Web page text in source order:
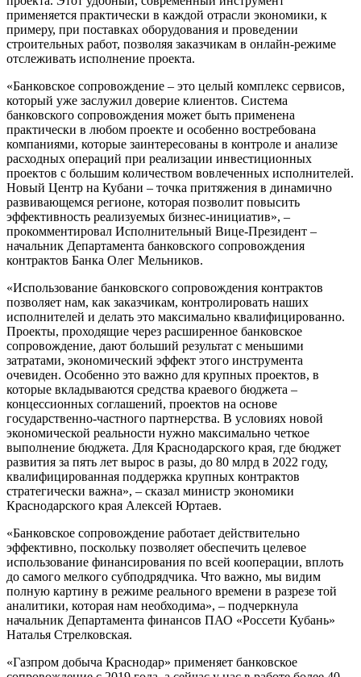
применяется практически в каждой отрасли экономики, к
примеру, при поставках оборудования и проведении
строительных работ, позволяя заказчикам в онлайн-режиме
отслеживать исполнение проекта.
«Банковское сопровождение – это целый комплекс сервисов,
который уже заслужил доверие клиентов. Система
банковского сопровождения может быть применена
практически в любом проекте и особенно востребована
компаниями, которые заинтересованы в контроле и анализе
расходных операций при реализации инвестиционных
проектов с большим количеством вовлеченных исполнителей.
Новый Центр на Кубани – точка притяжения в динамично
развивающемся регионе, которая позволит повысить
эффективность реализуемых бизнес-инициатив», –
прокомментировал Исполнительный Вице-Президент –
начальник Департамента банковского сопровождения
контрактов Банка Олег Мельников.
«Использование банковского сопровождения контрактов
позволяет нам, как заказчикам, контролировать наших
исполнителей и делать это максимально квалифицированно.
Проекты, проходящие через расширенное банковское
сопровождение, дают больший результат с меньшими
затратами, экономический эффект этого инструмента
очевиден. Особенно это важно для крупных проектов, в
которые вкладываются средства краевого бюджета –
концессионных соглашений, проектов на основе
государственно-частного партнерства. В условиях новой
экономической реальности нужно максимально четкое
выполнение бюджета. Для Краснодарского края, где бюджет
развития за пять лет вырос в разы, до 80 млрд в 2022 году,
квалифицированная поддержка крупных контрактов
стратегически важна», – сказал министр экономики
Краснодарского края Алексей Юртаев.
«Банковское сопровождение работает действительно
эффективно, поскольку позволяет обеспечить целевое
использование финансирования по всей кооперации, вплоть
до самого мелкого субподрядчика. Что важно, мы видим
полную картину в режиме реального времени в разрезе той
аналитики, которая нам необходима», – подчеркнула
начальник Департамента финансов ПАО «Россети Кубань»
Наталья Стрелковская.
«Газпром добыча Краснодар» применяет банковское